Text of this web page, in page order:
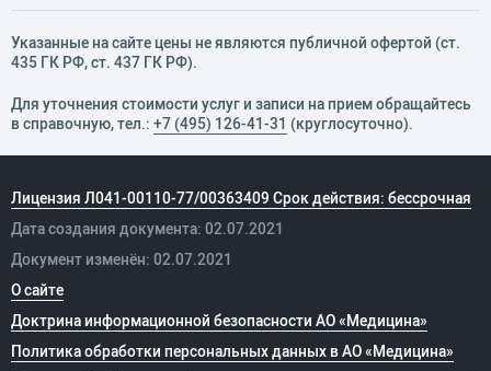
Указанные на сайте цены не являются публичной офертой (ст.
435 ГК РФ, cт. 437 ГК РФ).
Для уточнения стоимости услуг и записи на прием обращайтесь
в справочную, тел.: +7 (495) 126-41-31 (круглосуточно).
Лицензия Л041-00110-77/00363409 Срок действия: бессрочная
Дата создания документа: 02.07.2021
Документ изменён: 02.07.2021
О сайте
Доктрина информационной безопасности АО «Медицина»
Политика обработки персональных данных в АО «Медицина»